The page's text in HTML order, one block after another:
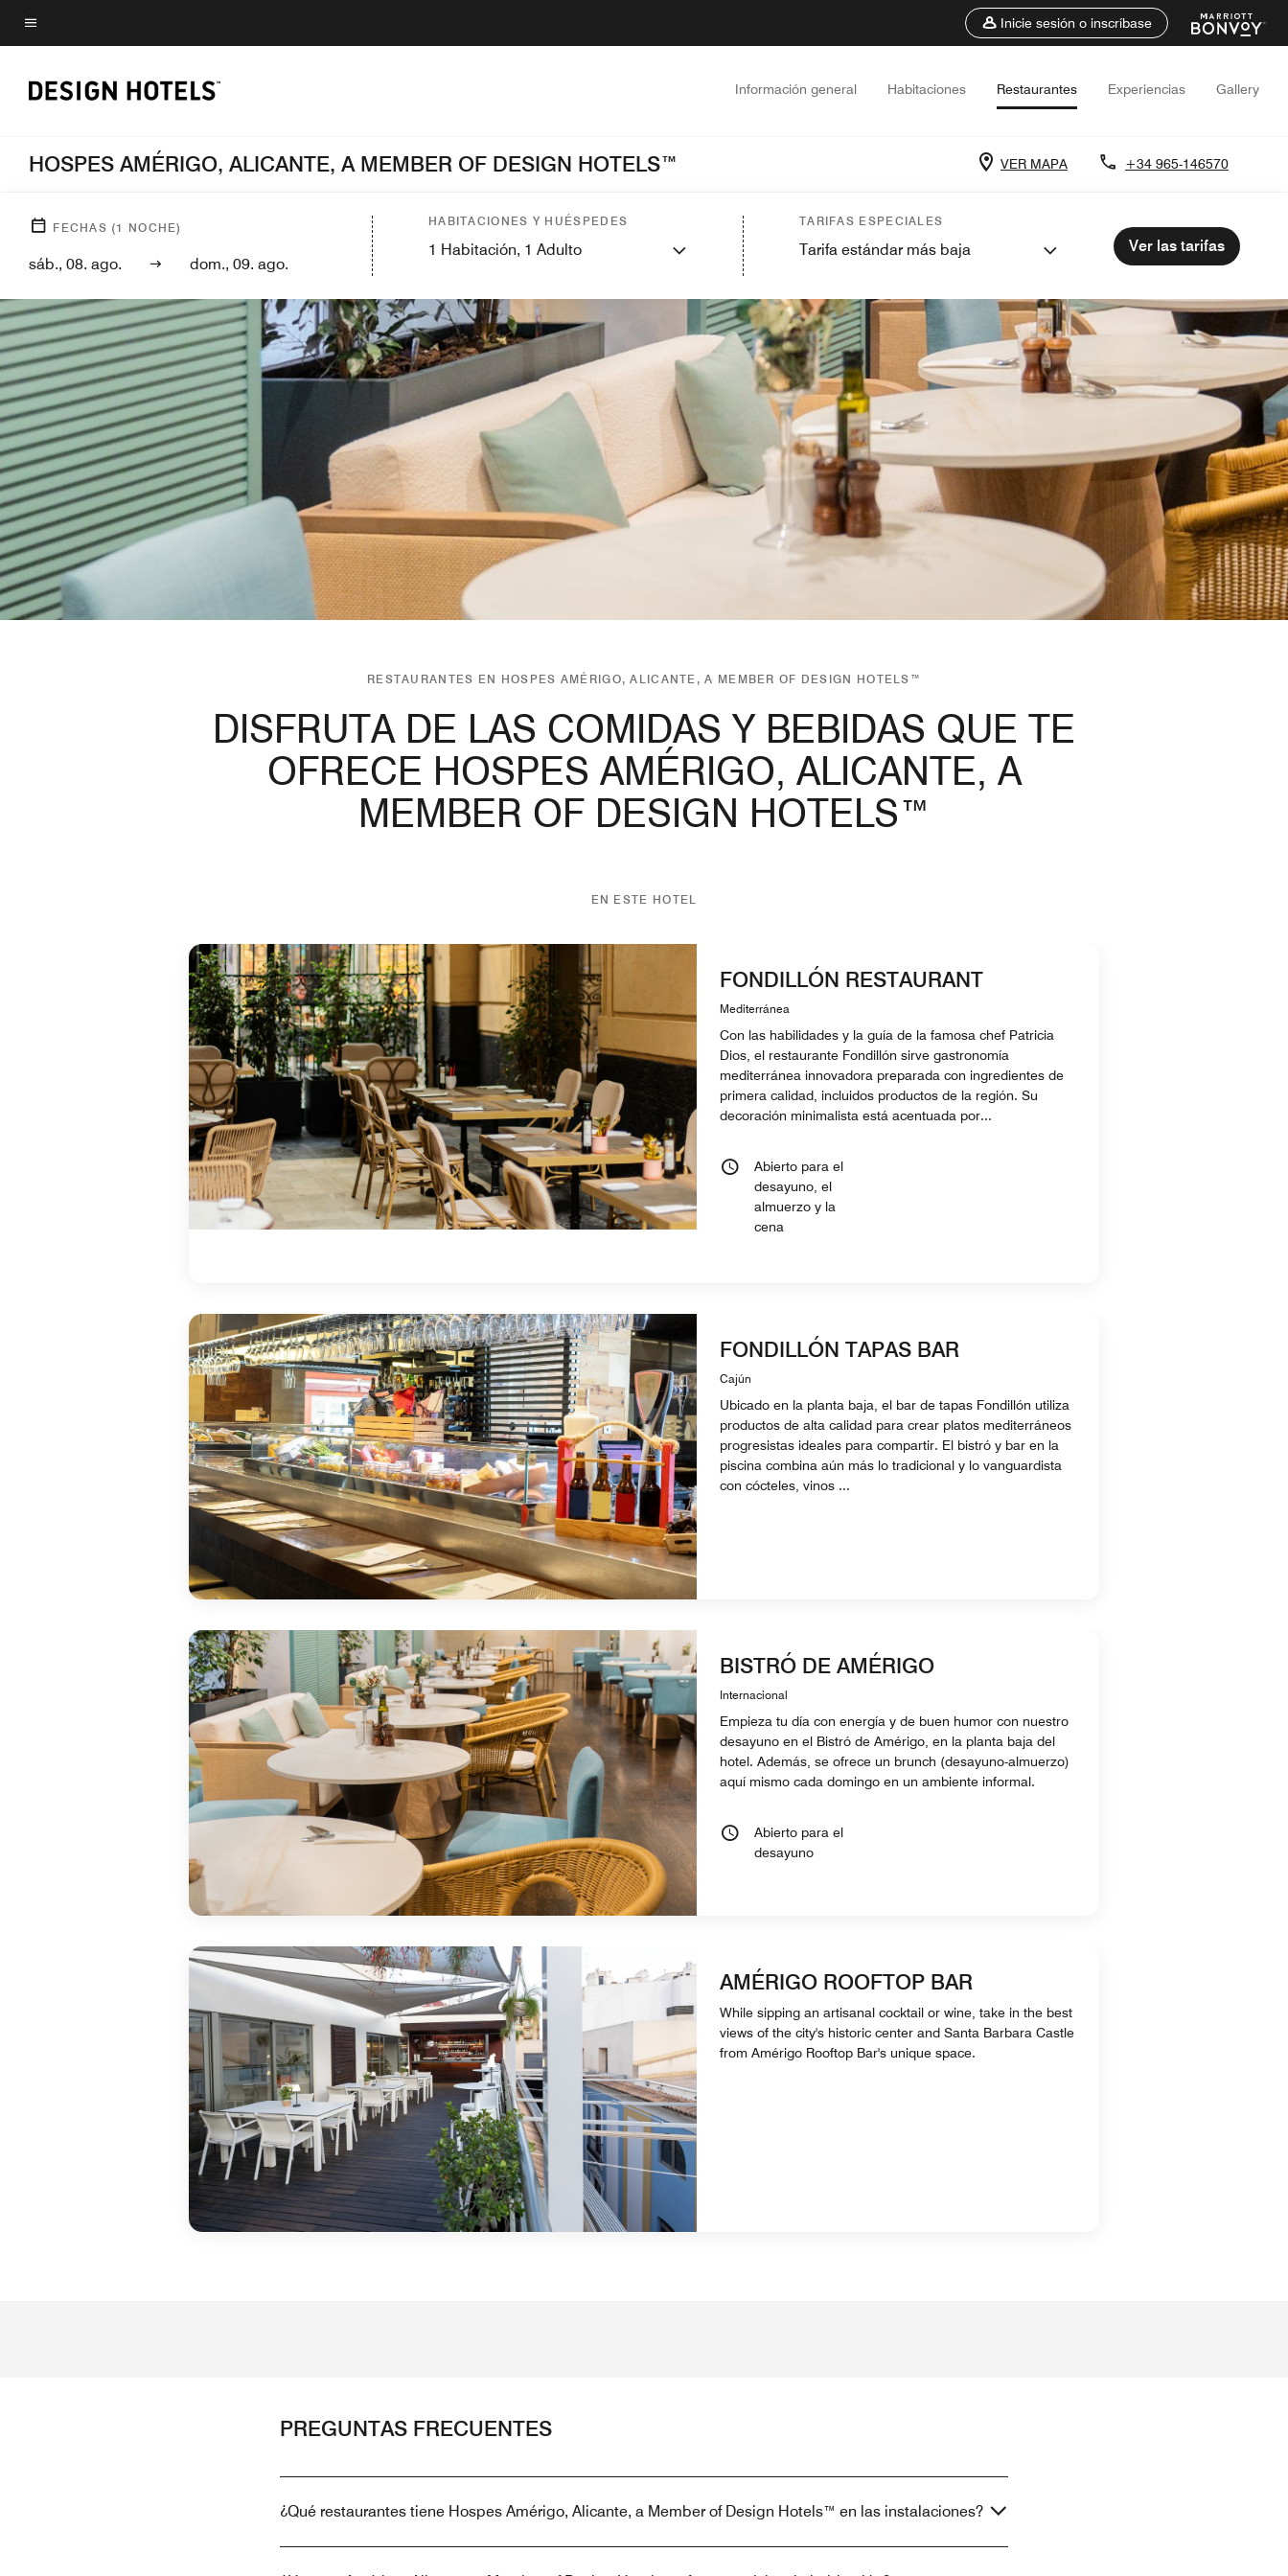
Skip
to
content
Texto del menú
Inicie sesión o inscríbase
Información general Habitaciones Restaurantes Experiencias Gallery
HOSPES AMÉRIGO, ALICANTE, A MEMBER OF DESIGN HOTELS™ VER MAPA +34 965-146570
FECHAS (1 NOCHE)
sáb., 08. ago. dom., 09. ago.
HABITACIONES Y HUÉSPEDES
1 Habitación, 1 Adulto
TARIFAS ESPECIALES
Tarifa estándar más baja Ver las tarifas
RESTAURANTES EN HOSPES AMÉRIGO, ALICANTE, A MEMBER OF DESIGN HOTELS™
DISFRUTA DE LAS COMIDAS Y BEBIDAS QUE TE
OFRECE HOSPES AMÉRIGO, ALICANTE, A
MEMBER OF DESIGN HOTELS™
EN ESTE HOTEL
FONDILLÓN RESTAURANT
Mediterránea
Con las habilidades y la guía de la famosa chef Patricia
Dios, el restaurante Fondillón sirve gastronomía
mediterránea innovadora preparada con ingredientes de
primera calidad, incluidos productos de la región. Su
decoración minimalista está acentuada por...
Abierto para el
desayuno, el
almuerzo y la
cena
FONDILLÓN TAPAS BAR
Cajún
Ubicado en la planta baja, el bar de tapas Fondillón utiliza
productos de alta calidad para crear platos mediterráneos
progresistas ideales para compartir. El bistró y bar en la
piscina combina aún más lo tradicional y lo vanguardista
con cócteles, vinos ...
BISTRÓ DE AMÉRIGO
Internacional
Empieza tu día con energía y de buen humor con nuestro
desayuno en el Bistró de Amérigo, en la planta baja del
hotel. Además, se ofrece un brunch (desayuno-almuerzo)
aquí mismo cada domingo en un ambiente informal.
Abierto para el
desayuno
AMÉRIGO ROOFTOP BAR
While sipping an artisanal cocktail or wine, take in the best
views of the city's historic center and Santa Barbara Castle
from Amérigo Rooftop Bar's unique space.
PREGUNTAS FRECUENTES
¿Qué restaurantes tiene Hospes Amérigo, Alicante, a Member of Design Hotels™ en las instalaciones?